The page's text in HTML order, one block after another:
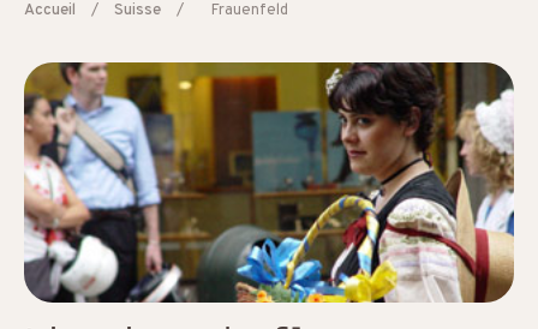
B2B / Cadeau d'affaires Bon rétablissement
Condoléances
Accueil / Suisse / Frauenfeld